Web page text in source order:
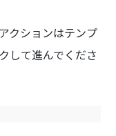
クションはテンプ
して進んでくださ